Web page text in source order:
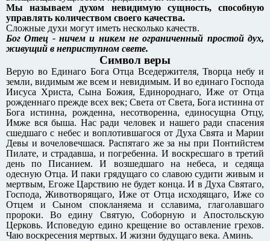
Мы называем духом невидимую сущность, способную
управлять количеством своего качества.
Сложные духи могут иметь несколько качеств.
Бог Отец - ничем и никем не ограниченный простой дух,
живущий в неприступном свете.
Символ веры
Верую во Единаго Бога Отца Вседержителя, Творца небу и
земли, видимым же всем и невидимым. И во единаго Господа
Иисуса Христа, Сына Божия, Единороднаго, Иже от Отца
рожденнаго прежде всех век; Света от Света, Бога истинна от
Бога истинна, рожденна, несотворенна, единосущна Отцу,
Имже вся быша. Нас ради человек и нашего ради спасения
сшедшаго с небес и воплотившагося от Духа Свята и Марии
Девы и вочеловечшася. Распятаго же за ны при Понтийстем
Пилате, и страдавша, и погребенна. И воскресшаго в третий
день по Писанием. И возшедшаго на небеса, и седяща
одесную Отца. И паки грядущаго со славою судити живым и
мертвым, Егоже Царствию не будет конца. И в Духа Святаго,
Господа, Животворящаго, Иже от Отца исходящаго, Иже со
Отцем и Сыном спокланяема и сславима, глаголавшаго
пророки. Во едину Святую, Соборную и Апостольскую
Церковь. Исповедую едино крещение во оставление грехов.
Чаю воскресения мертвых. И жизни будущаго века. Аминь.